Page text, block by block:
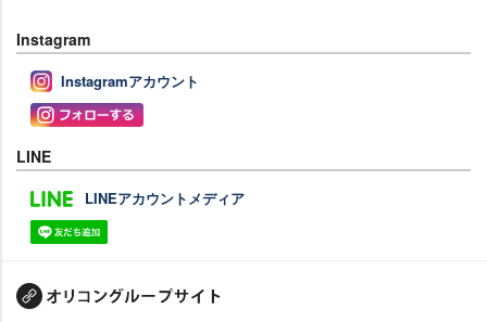
Instagram
Instagramアカウント
LINE
LINEアカウントメディア